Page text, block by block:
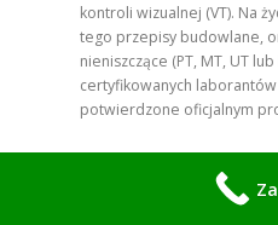
kontroli wizualnej (VT). Na
tego przepisy budowlane,
nieniszczące (PT, MT, UT
certyfikowanych laborantów
potwierdzone oficjalnym